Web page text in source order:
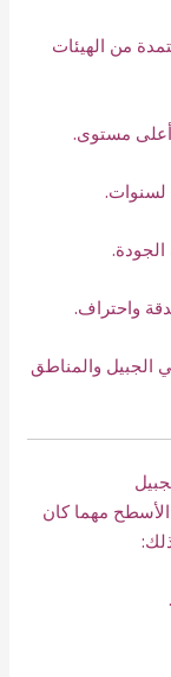
من الهيئات
مستوى.
لسنوات.
واحتراف.
الجبيل والمناطق
مهما كان